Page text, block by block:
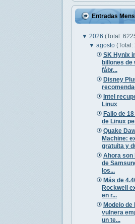
Entradas
▼ 2026 (Total:
▼agosto(Total:
SK Hynix
billones de
fábr...
Disney
Intel
Linux
Fallo de
de Linux
Quake
Machine:
gratuita y
Ahora son
de
los...
Más de
Rockwell
en r...
Modelo de
vulnera
un te...